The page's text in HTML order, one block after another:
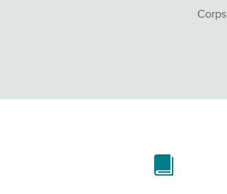
Corps